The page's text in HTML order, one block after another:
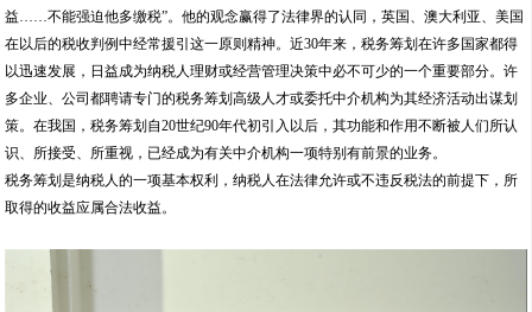
益……不能强迫他多缴税”。他的观念赢得了法律界的认同，英国、澳大利亚、美国
在以后的税收判例中经常援引这一原则精神。近30年来，税务筹划在许多国家都得
以迅速发展，日益成为纳税人理财或经营管理决策中必不可少的一个重要部分。许
多企业、公司都聘请专门的税务筹划高级人才或委托中介机构为其经济活动出谋划
策。在我国，税务筹划自20世纪90年代初引入以后，其功能和作用不断被人们所认
识、所接受、所重视，已经成为有关中介机构一项特别有前景的业务。
税务筹划是纳税人的一项基本权利，纳税人在法律允许或不违反税法的前提下，所
取得的收益应属合法收益。